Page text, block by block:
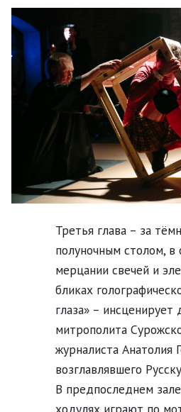
Третья глава – за
полуночным столом, в
мерцании свечей и
бликах
глаза» – инсценирует
митрополита
журналиста Анатолия
возглавлявшего
В предпоследнем